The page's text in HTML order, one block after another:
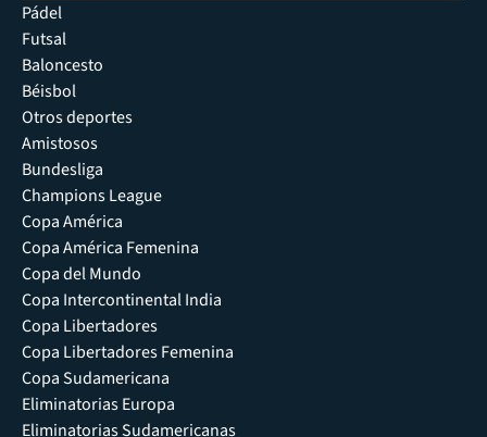
Pádel
Futsal
Baloncesto
Béisbol
Otros deportes
Amistosos
Bundesliga
Champions League
Copa América
Copa América Femenina
Copa del Mundo
Copa Intercontinental India
Copa Libertadores
Copa Libertadores Femenina
Copa Sudamericana
Eliminatorias Europa
Eliminatorias Sudamericanas